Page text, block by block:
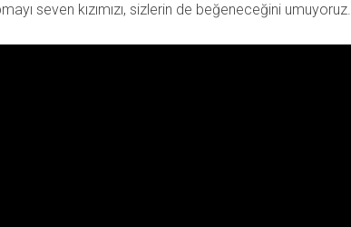
seven kızımızı, sizlerin de beğeneceğini umuyoruz.